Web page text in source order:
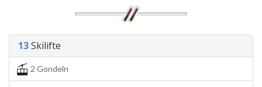
13Skilifte
2 Gondeln